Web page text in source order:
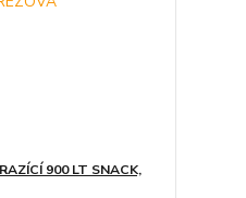
900 LT SNACK,